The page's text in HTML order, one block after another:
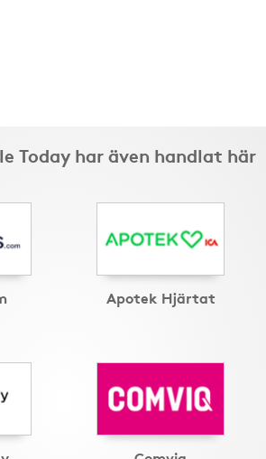
Today har även handlat här
Apotek Hjärtat